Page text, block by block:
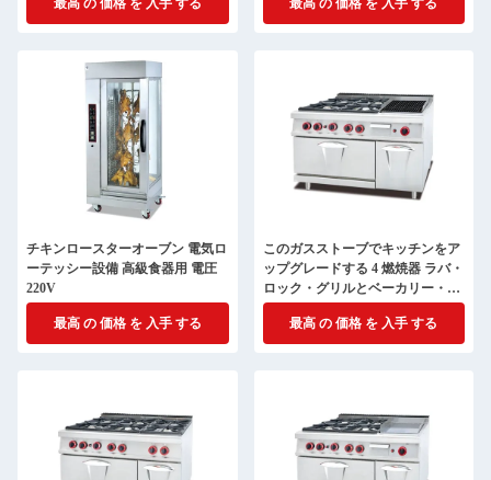
最高 の 価格 を 入手 する 最高 の 価格 を 入手 する
チキンロースターオーブン 電気ロ
ーテッシー設備 高級食器用 電圧
220V
最高 の 価格 を 入手 する
このガスストーブでキッチンをア
ップグレードする 4 燃焼器 ラバ・
ロック・グリルとベーカリー・オ
ーブン
最高 の 価格 を 入手 する